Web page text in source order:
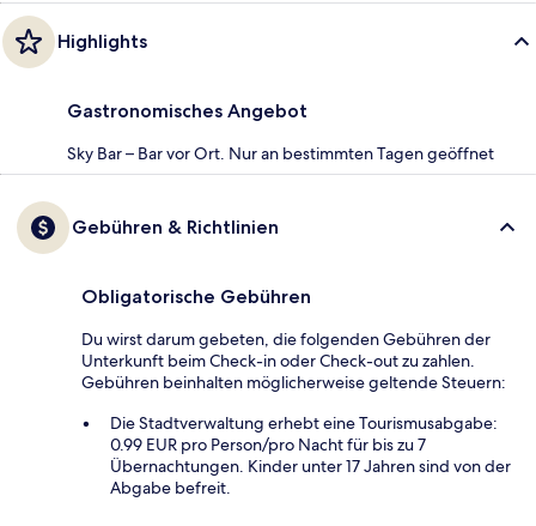
Highlights
Gastronomisches Angebot
Sky Bar – Bar vor Ort. Nur an bestimmten Tagen geöffnet
Gebühren & Richtlinien
Obligatorische Gebühren
Du wirst darum gebeten, die folgenden Gebühren der
Unterkunft beim Check-in oder Check-out zu zahlen.
Gebühren beinhalten möglicherweise geltende Steuern:
Die Stadtverwaltung erhebt eine Tourismusabgabe:
0.99 EUR pro Person/pro Nacht für bis zu 7
Übernachtungen. Kinder unter 17 Jahren sind von der
Abgabe befreit.